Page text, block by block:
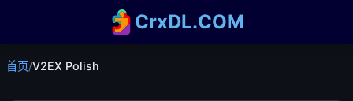
CrxDL.COM
首页/V2EX Polish